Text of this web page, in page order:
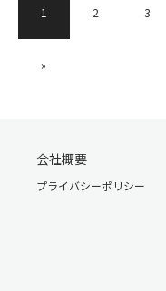
1 2 3
»
会社概要
プライバシーポリシー